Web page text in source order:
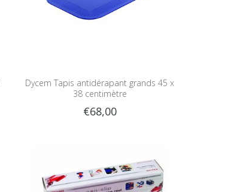
Dycem Tapis antidérapant grands 45 x
38 centimètre
€68,00